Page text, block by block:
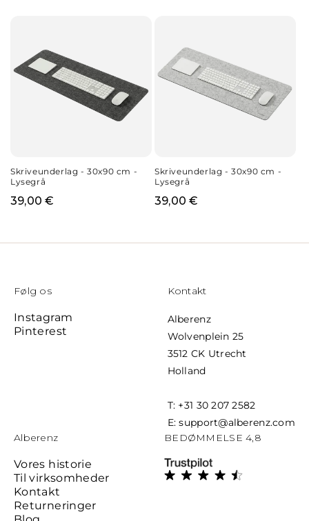
Skriveunderlag - 30x90 cm -
Lysegrå
Normalpris
39,00 €
Skriveunderlag - 30x90 cm -
Lysegrå
Normalpris
39,00 €
Følg os
Instagram
Pinterest
Alberenz
Vores historie
Til virksomheder
Kontakt
Returneringer
Kontakt
Alberenz
Wolvenplein 25
3512 CK Utrecht
Holland
T: +31 30 207 2582
E: support@alberenz.com
BEDØMMELSE 4,8